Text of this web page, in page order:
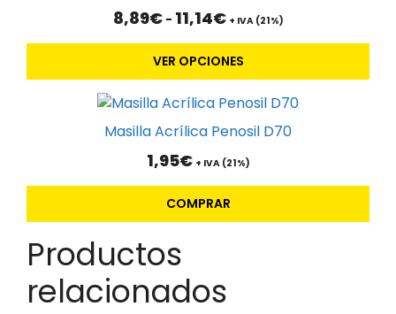
8,89€ - 11,14€Rango
precios:
desde
8,89€
hasta
+ IVA (21%)
VER OPCIONES
pueden
Masilla Acrílica Penosil D70
1,95€ + IVA (21%)
COMPRAR
Productos
relacionados